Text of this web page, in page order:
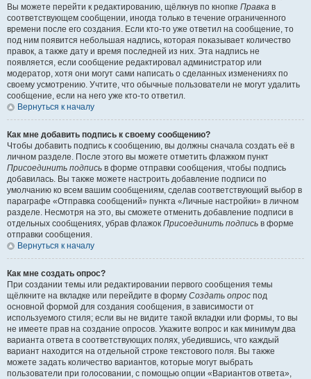
Вы можете перейти к редактированию, щёлкнув по кнопке Правка в
соответствующем сообщении, иногда только в течение ограниченного
времени после его создания. Если кто-то уже ответил на сообщение, то
под ним появится небольшая надпись, которая показывает количество
правок, а также дату и время последней из них. Эта надпись не
появляется, если сообщение редактировал администратор или
модератор, хотя они могут сами написать о сделанных изменениях по
своему усмотрению. Учтите, что обычные пользователи не могут удалить
сообщение, если на него уже кто-то ответил.
Вернуться к началу
Как мне добавить подпись к своему сообщению?
Чтобы добавить подпись к сообщению, вы должны сначала создать её в
личном разделе. После этого вы можете отметить флажком пункт
Присоединить подпись в форме отправки сообщения, чтобы подпись
добавилась. Вы также можете настроить добавление подписи по
умолчанию ко всем вашим сообщениям, сделав соответствующий выбор в
параграфе «Отправка сообщений» пункта «Личные настройки» в личном
разделе. Несмотря на это, вы сможете отменить добавление подписи в
отдельных сообщениях, убрав флажок Присоединить подпись в форме
отправки сообщения.
Вернуться к началу
Как мне создать опрос?
При создании темы или редактировании первого сообщения темы
щёлкните на вкладке или перейдите в форму Создать опрос под
основной формой для создания сообщения, в зависимости от
используемого стиля; если вы не видите такой вкладки или формы, то вы
не имеете прав на создание опросов. Укажите вопрос и как минимум два
варианта ответа в соответствующих полях, убедившись, что каждый
вариант находится на отдельной строке текстового поля. Вы также
можете задать количество вариантов, которые могут выбрать
пользователи при голосовании, с помощью опции «Вариантов ответа»,